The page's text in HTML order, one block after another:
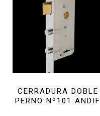
CERRADURA DOBLE
PERNO Nº101 ANDIF